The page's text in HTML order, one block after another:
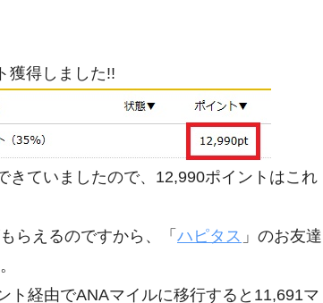
獲得しました!!
きていましたので、12,990ポイントはこれ
らえるのですから、「 ハピタス 」のお友達
経由でANAマイルに移行すると11,691マ